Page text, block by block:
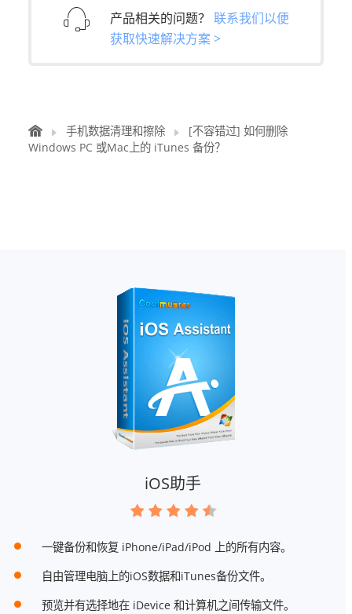
产品相关的问题？ 联系我们以便
获取快速解决方案 >
手机数据清理和擦除
[不容错过] 如何删除
Windows PC 或Mac上的 iTunes 备份？
iOS助手
一键备份和恢复 iPhone/iPad/iPod 上的所有内容。
自由管理电脑上的iOS数据和iTunes备份文件。
预览并有选择地在 iDevice 和计算机之间传输文件。